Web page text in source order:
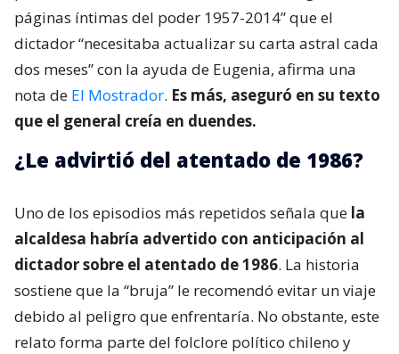
páginas íntimas del poder 1957-2014” que el
dictador “necesitaba actualizar su carta astral cada
dos meses” con la ayuda de Eugenia, afirma una
nota de El Mostrador. Es más, aseguró en su texto
que el general creía en duendes.
¿Le advirtió del atentado de 1986?
Uno de los episodios más repetidos señala que la
alcaldesa habría advertido con anticipación al
dictador sobre el atentado de 1986. La historia
sostiene que la “bruja” le recomendó evitar un viaje
debido al peligro que enfrentaría. No obstante, este
relato forma parte del folclore político chileno y